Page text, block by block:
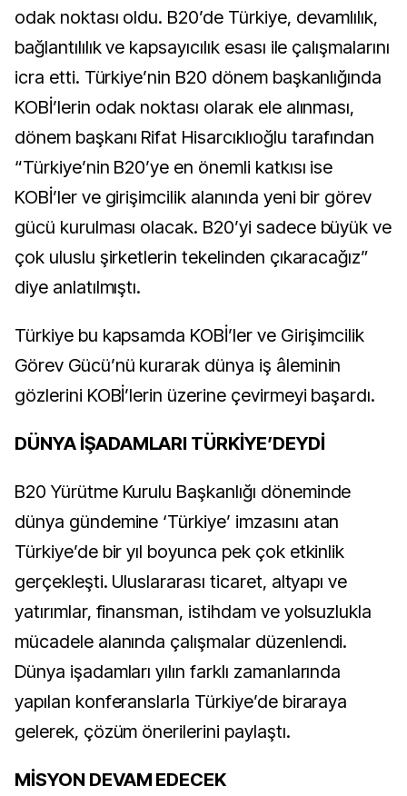
odak noktası oldu. B20’de Türkiye, devamlılık,
bağlantılılık ve kapsayıcılık esası ile çalışmalarını
icra etti. Türkiye’nin B20 dönem başkanlığında
KOBİ’lerin odak noktası olarak ele alınması,
dönem başkanı Rifat Hisarcıklıoğlu tarafından
“Türkiye’nin B20’ye en önemli katkısı ise
KOBİ’ler ve girişimcilik alanında yeni bir görev
gücü kurulması olacak. B20’yi sadece büyük ve
çok uluslu şirketlerin tekelinden çıkaracağız”
diye anlatılmıştı.
Türkiye bu kapsamda KOBİ’ler ve Girişimcilik
Görev Gücü’nü kurarak dünya iş âleminin
gözlerini KOBİ’lerin üzerine çevirmeyi başardı.
DÜNYA İŞADAMLARI TÜRKİYE’DEYDİ
B20 Yürütme Kurulu Başkanlığı döneminde
dünya gündemine ‘Türkiye’ imzasını atan
Türkiye’de bir yıl boyunca pek çok etkinlik
gerçekleşti. Uluslararası ticaret, altyapı ve
yatırımlar, finansman, istihdam ve yolsuzlukla
mücadele alanında çalışmalar düzenlendi.
Dünya işadamları yılın farklı zamanlarında
yapılan konferanslarla Türkiye’de biraraya
gelerek, çözüm önerilerini paylaştı.
MİSYON DEVAM EDECEK